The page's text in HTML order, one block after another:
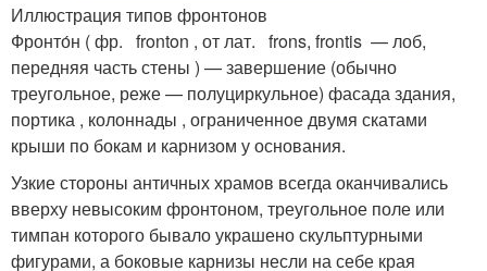
Иллюстрация типов фронтонов
Фронто́н ( фр. fronton , от лат. frons, frontis — лоб,
передняя часть стены ) — завершение (обычно
треугольное, реже — полуциркульное) фасада здания,
портика , колоннады , ограниченное двумя скатами
крыши по бокам и карнизом у основания.
Узкие стороны античных храмов всегда оканчивались
вверху невысоким фронтоном, треугольное поле или
тимпан которого бывало украшено скульптурными
фигурами, а боковые карнизы несли на себе края